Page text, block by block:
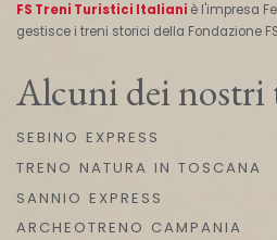
FS Treni Turistici Italiani è l'impresa
gestisce i treni storici della Fondazione
Alcuni dei nostri
SEBINO EXPRESS
TRENO NATURA IN TOSCANA
SANNIO EXPRESS
ARCHEOTRENO CAMPANIA